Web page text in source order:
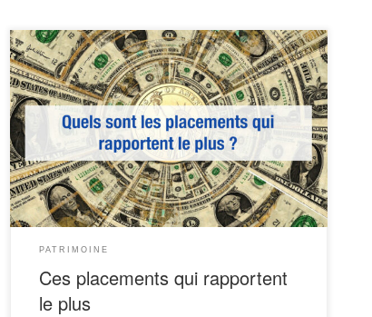
Pour bien faire travailler son épargne, il est naturel de
vouloir investir sur les placements qui rapportent le
plus. (Les meilleurs placements). Toutefois, déceler un
placement qui rapporte exige de : Enfin, la rentabilité
d’un placement est directement liée à la rémunération
du risque de posséder celui-ci. Donc les placements
[…]
PATRIMOINE
Ces placements qui rapportent
le plus